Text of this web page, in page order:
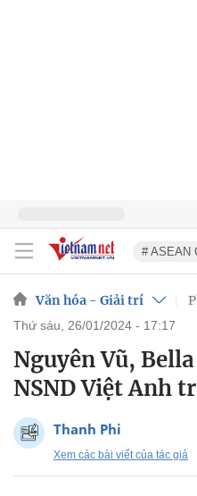
# ASEAN
Văn hóa - Giải trí
thứ sáu, 26/01/2024 - 17:17
Nguyên Vũ,
NSND Việt Anh
Thanh Phi
Xem các bài viết của tác giả